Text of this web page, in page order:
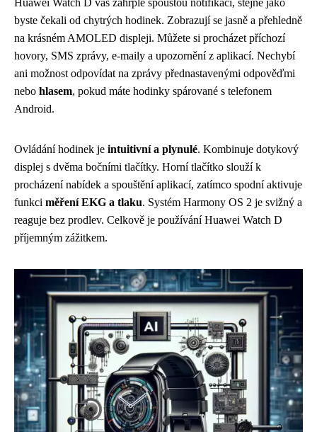
Huawei Watch D vás zahrple spoustou notifikací, stejně jako
byste čekali od chytrých hodinek. Zobrazují se jasně a přehledně
na krásném AMOLED displeji. Můžete si procházet příchozí
hovory, SMS zprávy, e-maily a upozornění z aplikací. Nechybí
ani možnost odpovídat na zprávy přednastavenými odpověďmi
nebo hlasem, pokud máte hodinky spárované s telefonem
Android.
Ovládání hodinek je intuitivní a plynulé. Kombinuje dotykový
displej s dvěma bočními tlačítky. Horní tlačítko slouží k
procházení nabídek a spouštění aplikací, zatímco spodní aktivuje
funkci měření EKG a tlaku. Systém Harmony OS 2 je svižný a
reaguje bez prodlev. Celkově je používání Huawei Watch D
příjemným zážitkem.